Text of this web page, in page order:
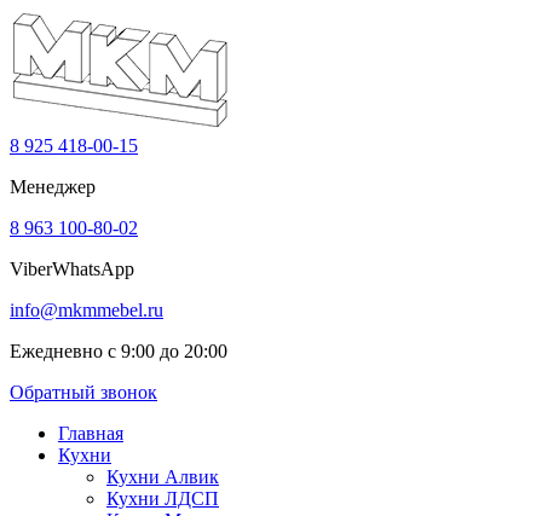
8 925 418-00-15
Менеджер
8 963 100-80-02
ViberWhatsApp
info@mkmmebel.ru
Ежедневно с 9:00 до 20:00
Обратный звонок
Главная
Кухни
Кухни Алвик
Кухни ЛДСП